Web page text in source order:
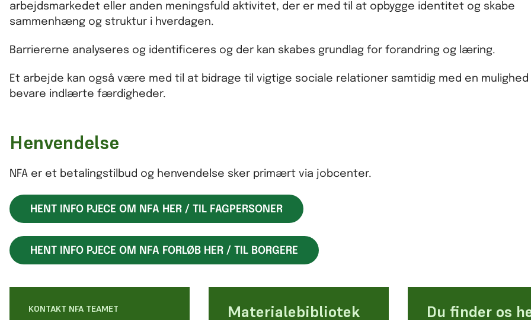
arbejdsmarkedet eller anden meningsfuld aktivitet, der er med til at opbygge identitet og skabe
sammenhæng og struktur i hverdagen.
Barriererne analyseres og identificeres og der kan skabes grundlag for forandring og læring.
Et arbejde kan også være med til at bidrage til vigtige sociale relationer samtidig med en
bevare indlærte færdigheder.
Henvendelse
NFA er et betalingstilbud og henvendelse sker primært via jobcenter.
HENT INFO PJECE OM NFA HER / TIL FAGPERSONER
HENT INFO PJECE OM NFA FORLØB HER / TIL BORGERE
KONTAKT NFA TEAMET Materialebibliotek Du finder os